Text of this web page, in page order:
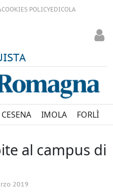
COOKIES POLICYEDICOLA
CESENA IMOLA FORLÌ
al campus di
2019